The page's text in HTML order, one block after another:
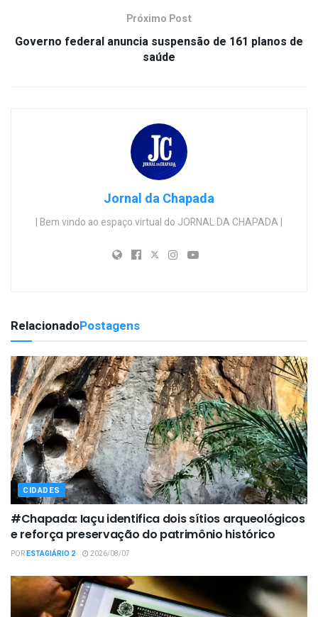
Próximo Post
Governo federal anuncia suspensão de 161 planos de
saúde
Jornal da Chapada
| Bem vindo ao espaço virtual do JORNAL DA CHAPADA |
RelacionadoPostagens
CIDADES
#Chapada: Iaçu identifica dois sítios arqueológicos
e reforça preservação do patrimônio histórico
PORESTAGIÁRIO 2 2026/08/07